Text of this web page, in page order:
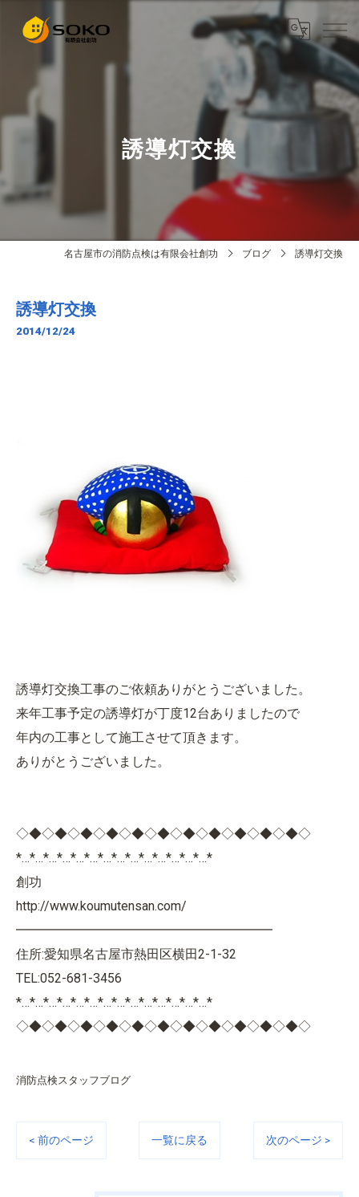
誘導灯交換
名古屋市の消防点検は有限会社創功 ブログ 誘導灯交換
誘導灯交換
2014/12/24
誘導灯交換工事のご依頼ありがとうございました。
来年工事予定の誘導灯が丁度12台ありましたので
年内の工事として施工させて頂きます。
ありがとうございました。
◇◆◇◆◇◆◇◆◇◆◇◆◇◆◇◆◇◆◇◆◇◆◇
*…*…*…*…*…*…*…*…*…*…*…*…*…*…*
創功
http://www.koumutensan.com/
━━━━━━━━━━━━━━━━━━━━
住所:愛知県名古屋市熱田区横田2-1-32
TEL:052-681-3456
*…*…*…*…*…*…*…*…*…*…*…*…*…*…*
◇◆◇◆◇◆◇◆◇◆◇◆◇◆◇◆◇◆◇◆◇◆◇
消防点検スタッフブログ
< 前のページ 一覧に戻る 次のページ >